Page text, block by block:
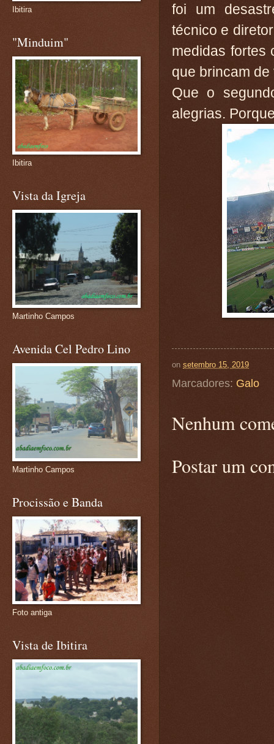
foi um
técnico e
medidas fortes
que brincam
Que o
alegrias.
on setembro 15, 2019
Marcadores: Galo
Nenhum
Postar um
Ibitira
"Minduim"
Ibitira
Vista da Igreja
Martinho Campos
Avenida Cel Pedro Lino
Martinho Campos
Procissão e Banda
Foto antiga
Vista de Ibitira